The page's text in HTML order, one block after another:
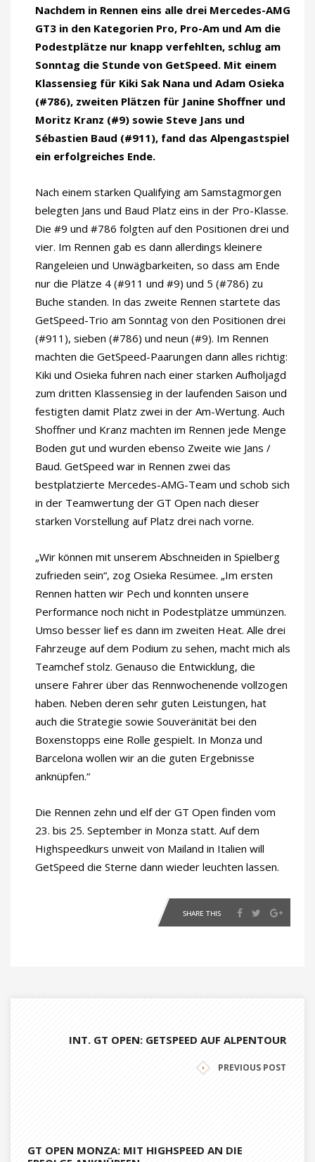
Nachdem in Rennen eins alle drei Mercedes-AMG
GT3 in den Kategorien Pro, Pro-Am und Am die
Podestplätze nur knapp verfehlten, schlug am
Sonntag die Stunde von GetSpeed. Mit einem
Klassensieg für Kiki Sak Nana und Adam Osieka
(#786), zweiten Plätzen für Janine Shoffner und
Moritz Kranz (#9) sowie Steve Jans und
Sébastien Baud (#911), fand das Alpengastspiel
ein erfolgreiches Ende.
Nach einem starken Qualifying am Samstagmorgen
belegten Jans und Baud Platz eins in der Pro-Klasse.
Die #9 und #786 folgten auf den Positionen drei und
vier. Im Rennen gab es dann allerdings kleinere
Rangeleien und Unwägbarkeiten, so dass am Ende
nur die Plätze 4 (#911 und #9) und 5 (#786) zu
Buche standen. In das zweite Rennen startete das
GetSpeed-Trio am Sonntag von den Positionen drei
(#911), sieben (#786) und neun (#9). Im Rennen
machten die GetSpeed-Paarungen dann alles richtig:
Kiki und Osieka fuhren nach einer starken Aufholjagd
zum dritten Klassensieg in der laufenden Saison und
festigten damit Platz zwei in der Am-Wertung. Auch
Shoffner und Kranz machten im Rennen jede Menge
Boden gut und wurden ebenso Zweite wie Jans /
Baud. GetSpeed war in Rennen zwei das
bestplatzierte Mercedes-AMG-Team und schob sich
in der Teamwertung der GT Open nach dieser
starken Vorstellung auf Platz drei nach vorne.
„Wir können mit unserem Abschneiden in Spielberg
zufrieden sein“, zog Osieka Resümee. „Im ersten
Rennen hatten wir Pech und konnten unsere
Performance noch nicht in Podestplätze ummünzen.
Umso besser lief es dann im zweiten Heat. Alle drei
Fahrzeuge auf dem Podium zu sehen, macht mich als
Teamchef stolz. Genauso die Entwicklung, die
unsere Fahrer über das Rennwochenende vollzogen
haben. Neben deren sehr guten Leistungen, hat
auch die Strategie sowie Souveränität bei den
Boxenstopps eine Rolle gespielt. In Monza und
Barcelona wollen wir an die guten Ergebnisse
anknüpfen.“
Die Rennen zehn und elf der GT Open finden vom
23. bis 25. September in Monza statt. Auf dem
Highspeedkurs unweit von Mailand in Italien will
GetSpeed die Sterne dann wieder leuchten lassen.
SHARE THIS
INT. GT OPEN: GETSPEED AUF ALPENTOUR
PREVIOUS POST
GT OPEN MONZA: MIT HIGHSPEED AN DIE